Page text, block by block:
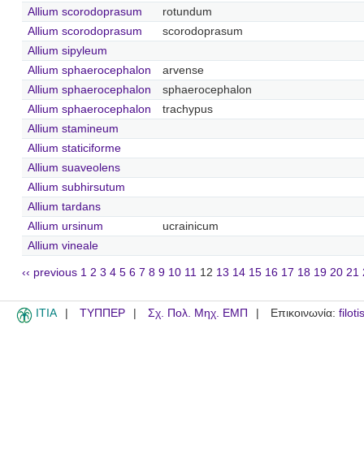
Allium scorodoprasum
rotundum
Allium scorodoprasum
scorodoprasum
Allium sipyleum
Allium sphaerocephalon
arvense
Allium sphaerocephalon
sphaerocephalon
Allium sphaerocephalon
trachypus
Allium stamineum
Allium staticiforme
Allium suaveolens
Allium subhirsutum
Allium tardans
Allium ursinum
ucrainicum
Allium vineale
‹‹ previous 1 2 3 4 5 6 7 8 9 10 11 12 13 14 15 16 17 18 19 20 21
ITIA ΤΥΠΠΕΡ Σχ. Πολ. Μηχ. ΕΜΠ Επικοινωνία: